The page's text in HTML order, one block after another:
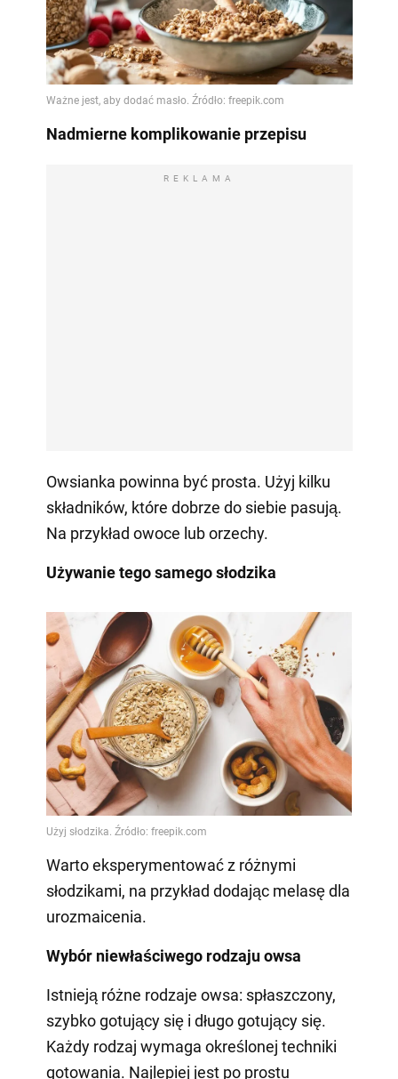
Nadmierne komplikowanie przepisu
REKLAMA
Owsianka powinna być prosta. Użyj kilku
składników, które dobrze do siebie pasują.
Na przykład owoce lub orzechy.
Używanie tego samego słodzika
Warto eksperymentować z różnymi
słodzikami, na przykład dodając melasę dla
urozmaicenia.
Wybór niewłaściwego rodzaju owsa
Istnieją różne rodzaje owsa: spłaszczony,
szybko gotujący się i długo gotujący się.
Każdy rodzaj wymaga określonej techniki
gotowania. Najlepiej jest po prostu